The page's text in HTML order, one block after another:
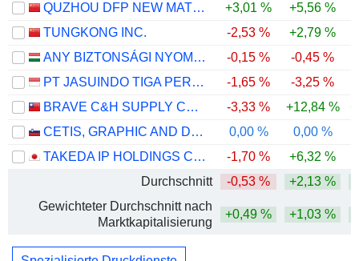
QUZHOU DFP NEW MATERIAL GROUP CO., LTD.
+3,01 % +5,56 %
TUNGKONG INC.
-2,53 % +2,79 %
ANY BIZTONSÁGI NYOMDA NYRT.
-0,15 % -0,45 %
PT JASUINDO TIGA PERKASA TBK
-1,65 % -3,25 %
BRAVE C&H SUPPLY CO.,LTD.
-3,33 % +12,84 %
CETIS, GRAPHIC AND DOCUMENTATION SERVICES, D.D.
0,00 % 0,00 %
TAKEDA IP HOLDINGS CO.,LTD.
-1,70 % +6,32 %
Durchschnitt
-0,53 % +2,13 %
Gewichteter Durchschnitt nach
Marktkapitalisierung
+0,49 % +1,03 %